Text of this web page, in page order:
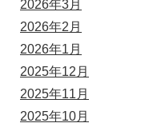
2026年3月
2026年2月
2026年1月
2025年12月
2025年11月
2025年10月